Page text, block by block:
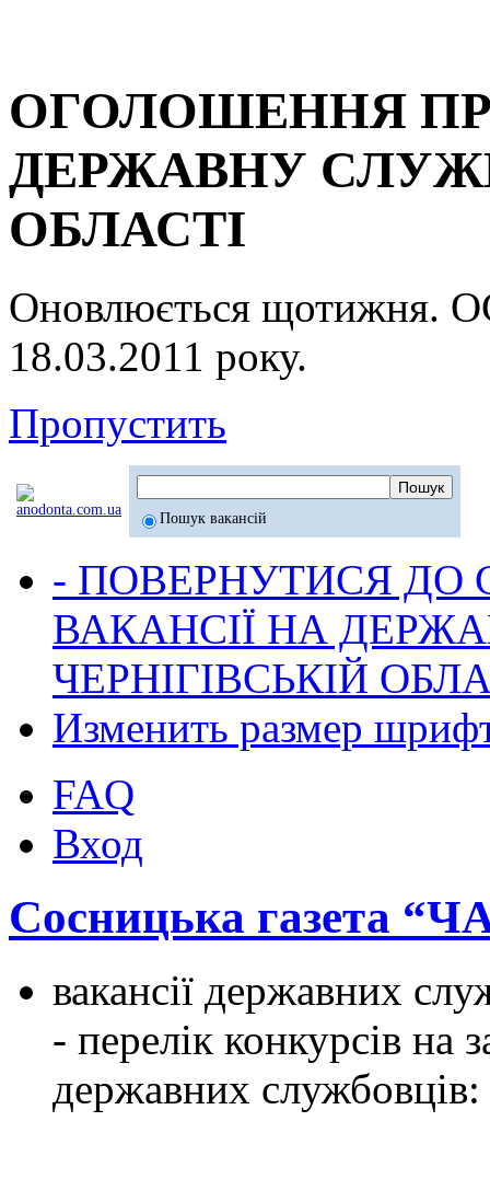
ОГОЛОШЕННЯ
ДЕРЖАВНУ
ОБЛАСТІ
Оновлюється
18.03.2011 року.
Пропустить
Пошук вакансій
- ПОВЕРНУТИСЯ ДО
ВАКАНСІЇ НА
ЧЕРНІГІВСЬКІЙ
Изменить размер
FAQ
Вход
Сосницька газета
вакансії державних
- перелік конкурсів на
державних службовців: